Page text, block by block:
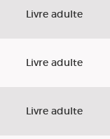
Livre adulte
Livre adulte
Livre adulte